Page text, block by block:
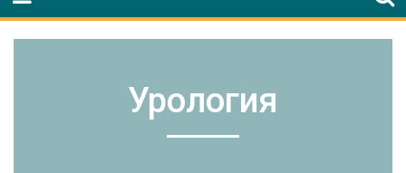
Урология